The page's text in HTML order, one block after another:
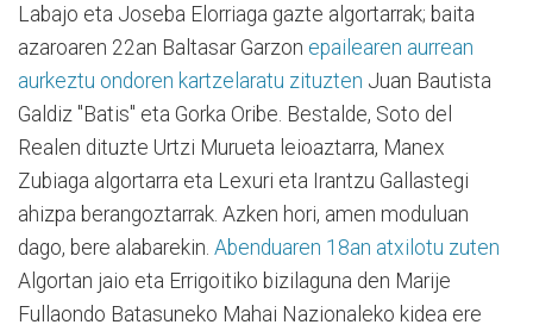
Labajo eta Joseba Elorriaga gazte algortarrak; baita
azaroaren 22an Baltasar Garzon epailearen aurrean
aurkeztu ondoren kartzelaratu zituzten Juan Bautista
Galdiz "Batis" eta Gorka Oribe. Bestalde, Soto del
Realen dituzte Urtzi Murueta leioaztarra, Manex
Zubiaga algortarra eta Lexuri eta Irantzu Gallastegi
ahizpa berangoztarrak. Azken hori, amen moduluan
dago, bere alabarekin. Abenduaren 18an atxilotu zuten
Algortan jaio eta Errigoitiko bizilaguna den Marije
Fullaondo Batasuneko Mahai Nazionaleko kidea ere